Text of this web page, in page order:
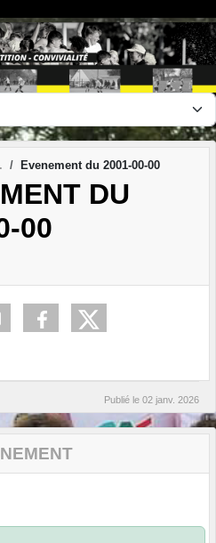
Evenement du 2001-00-00
DU
00
Publié le 02 janv. 2026